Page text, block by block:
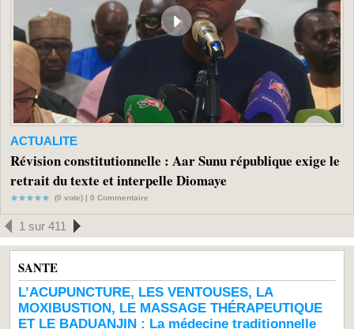
ACTUALITE
Révision constitutionnelle : Aar Sunu république exige le
retrait du texte et interpelle Diomaye
(0 vote) | 0 Commentaire
1 sur 411
SANTE
L’ACUPUNCTURE, LES VENTOUSES, LA
MOXIBUSTION, LE MASSAGE THÉRAPEUTIQUE
ET LE BADUANJIN : La médecine traditionnelle